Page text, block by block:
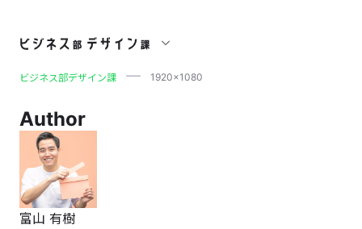
1920×1080
ビジネス部デザイン課 1920×1080
Author
富山 有樹